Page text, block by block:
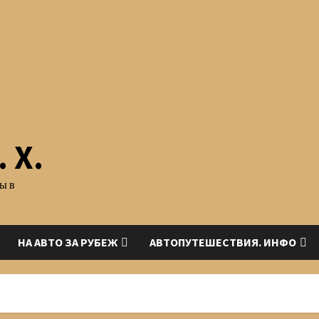
Х.
в
НА АВТО ЗА РУБЕЖ АВТОПУТЕШЕСТВИЯ. ИНФО